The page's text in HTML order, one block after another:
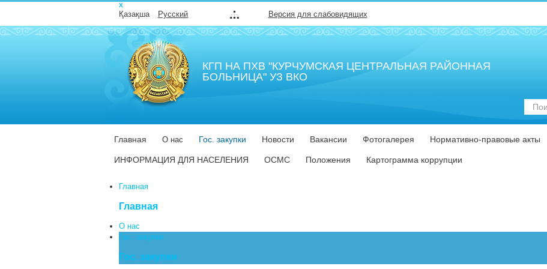
Қазақша Русский Версия для слабовидящих
КГП НА ПХВ "КУРЧУМСКАЯ ЦЕНТРАЛЬНАЯ РАЙОННАЯ
БОЛЬНИЦА" УЗ ВКО
Поиск
по
сайту
Главная О нас Гос. закупки Новости Вакансии Фотогалерея Нормативно-правовые акты
ИНФОРМАЦИЯ ДЛЯ НАСЕЛЕНИЯ ОСМС Положения Картограмма коррупции
Главная
Главная
О нас
Гос. закупки
Гос. закупки
Х